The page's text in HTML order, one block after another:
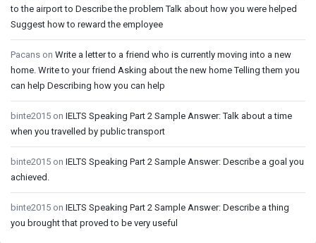
to the airport to Describe the problem Talk about how you were helped
Suggest how to reward the employee
Pacans on Write a letter to a friend who is currently moving into a new
home. Write to your friend Asking about the new home Telling them you
can help Describing how you can help
binte2015 on IELTS Speaking Part 2 Sample Answer: Talk about a time
when you travelled by public transport
binte2015 on IELTS Speaking Part 2 Sample Answer: Describe a goal you
achieved.
binte2015 on IELTS Speaking Part 2 Sample Answer: Describe a thing
you brought that proved to be very useful